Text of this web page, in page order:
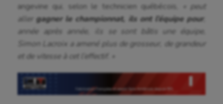
angevine qui, selon le technicien québécois,
« peut
aller gagner le championnat, ils ont l’équipe pour,
année après année, ils se sont bâtis une équipe,
Simon Lacroix a amené plus de grosseur, de grandeur
et de vitesse à cet l’effectif. »